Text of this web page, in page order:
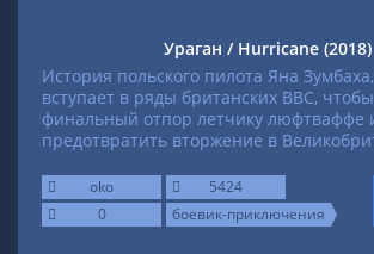
Ураган / Hurricane (2018)
История польского пилота Яна
вступает в ряды британских ВВС,
финальный отпор летчику люфтваффе
предотвратить вторжение в
oko
5424
0
боевик-приключения